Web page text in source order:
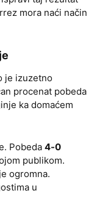
mora naći način
je izuzetno
procenat pobeda
ka domaćem
Pobeda 4-0
publikom.
je ogromna.
u